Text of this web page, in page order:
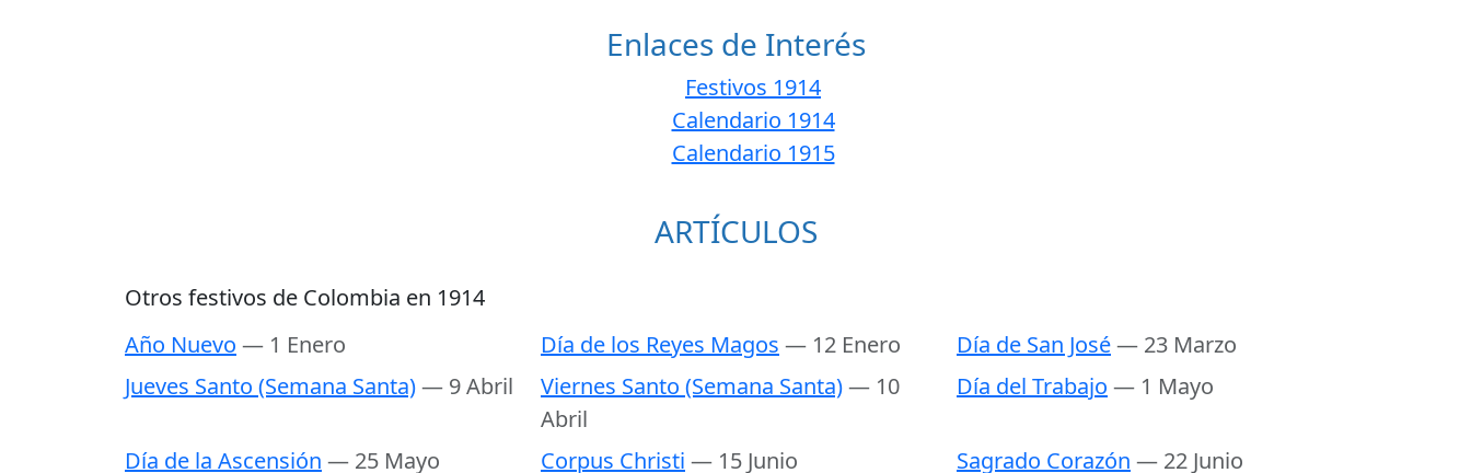
Enlaces de Interés
Festivos 1914
Calendario 1914
Calendario 1915
ARTÍCULOS
Otros festivos de Colombia en 1914
Año Nuevo — 1 Enero Día de los Reyes Magos — 12 Enero Día de San José— 23 Marzo
Jueves Santo (Semana Santa)— 9 Abril Viernes Santo (Semana Santa)— 10
Abril
Día del Trabajo — 1 Mayo
Día de la Ascensión — 25 Mayo Corpus Christi — 15 Junio Sagrado Corazón — 22 Junio